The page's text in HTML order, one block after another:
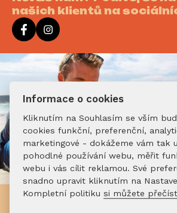
našich klientů na
Už víš, že chceš do
Informace o cookies
Kliknutím na Souhlasím se vším
cookies funkční, preferenční,
marketingové - dokážeme vám tak
pohodlné používání webu, měřit
webu i vás cílit reklamou. Své
snadno upravit kliknutím na
Kompletní politikusi můžete